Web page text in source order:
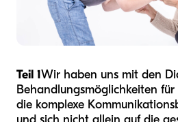
Teil 1Wir haben uns mit den
Behandlungsmöglichkeiten
die komplexe